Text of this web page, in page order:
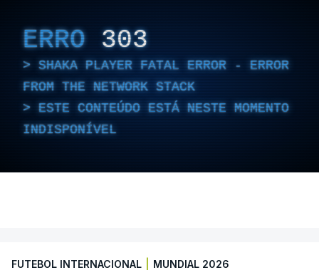
ERRO 303
SHAKA PLAYER FATAL ERROR - ERROR
FROM THE NETWORK STACK
ESTE CONTEÚDO ESTÁ NESTE MOMENTO
INDISPONÍVEL
FUTEBOL INTERNACIONAL MUNDIAL 2026